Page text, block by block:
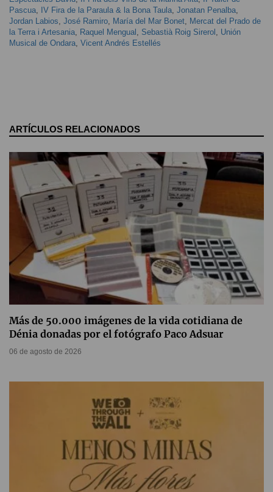
Pascua, IV Fira de la Paraula & la Bona Taula, Jonatan Penalba,
Jordan Labios, José Ramiro, María del Mar Bonet, Mercat del Prado de
la Terra i Artesania, Raquel Mengual , Sebastià Roig Sirerol , Unión
Musical de Ondara, Vicent Andrés Estellés
ARTÍCULOS RELACIONADOS
Más de 50.000 imágenes de la vida cotidiana de
Dénia donadas por el fotógrafo Paco Adsuar
06 de agosto de 2026